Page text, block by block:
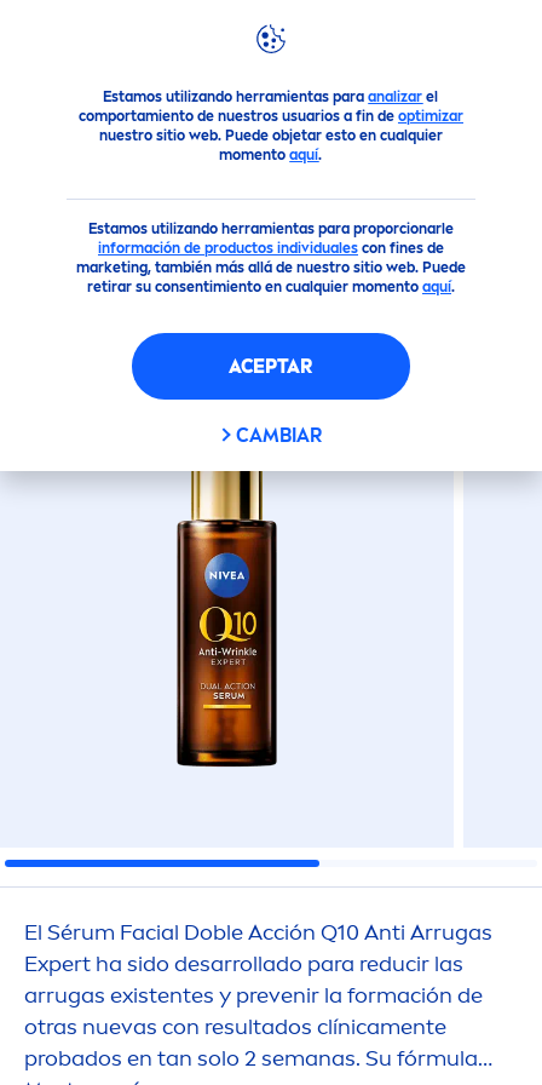
Estamos utilizando herramientas paraanalizar el
comportamiento de nuestros usuarios a fin de optimizar
nuestro sitio web. Puede objetar esto en cualquier
momentoaquí.
Estamos utilizando herramientas para proporcionarle
información de productos individualescon fines de
marketing, también más allá de nuestro sitio web. Puede
retirar su consentimiento en cualquier momento aquí.
ACEPTAR
CAMBIAR
Productos Cuidado Facial Cremas Humectantes
SÉRUM FACIAL DOBLE ACCIÓN
Q10 ANTIARRUGAS EXPERT |
NIVEA
El Sérum Facial Doble Acción Q10 Anti Arrugas
Expert ha sido desarrollado para reducir las
arrugas existentes y prevenir la formación de
otras nuevas con resultados clínicamente
probados en tan solo 2 semanas. Su fórmula